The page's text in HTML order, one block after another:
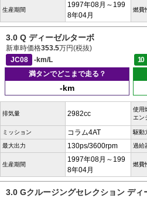
生産期間
1997年08月～199
8年04月
燃費
3.0 Q ディーゼルターボ
新車時価格353.5万円(税抜)
JC08
-km/L 10
満タンでどこまで走る？
-km
排気量 2982cc
使用
エン
ミッション コラム4AT 駆動
最大出力 130ps/3600rpm 過給
生産期間
1997年08月～199
8年04月
燃費
3.0 Gクルージングセレクション ディ